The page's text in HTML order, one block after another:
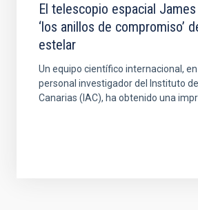
El telescopio espacial
‘los anillos de compromiso’
estelar
Un equipo científico internacional,
personal investigador del Instituto
Canarias (IAC), ha obtenido una